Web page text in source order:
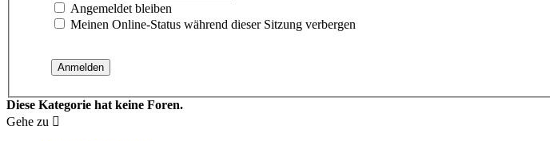
Angemeldet bleiben
Meinen Online-Status während dieser Sitzung verbergen
Diese Kategorie hat keine Foren.
Gehe zu